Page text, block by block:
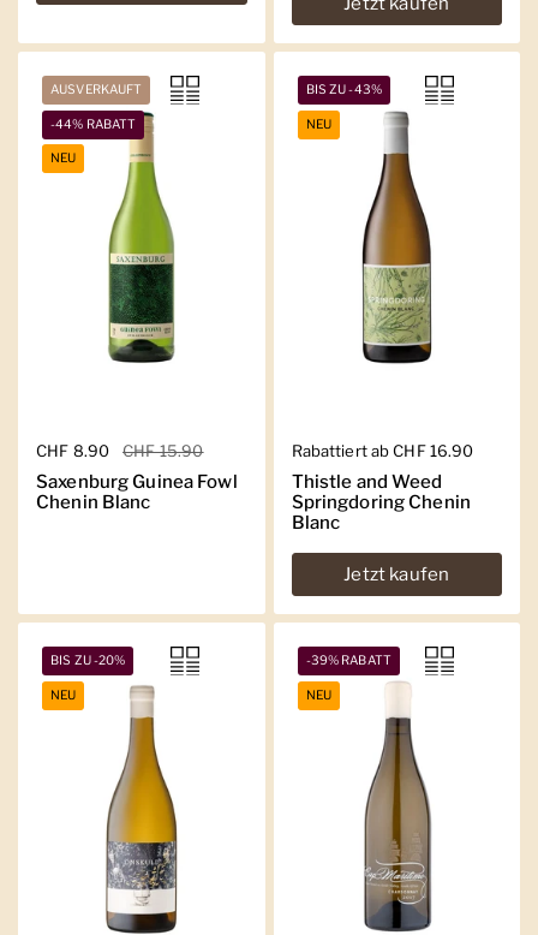
Regulärer Preis
CHF 8.90 Sale-Preis
CHF 15.90
Saxenburg Guinea Fowl
Chenin Blanc
AUSVERKAUFT
-44% RABATT
NEU
Regulärer Preis
Rabattiert ab CHF 16.90
Thistle and Weed
Springdoring Chenin
Blanc
Jetzt kaufen
BIS ZU -43%
NEU
BIS ZU -20%
NEU
-39% RABATT
NEU